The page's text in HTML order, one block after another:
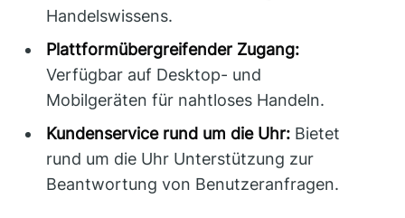
Handelswissens.
Plattformübergreifender Zugang:
Verfügbar auf Desktop- und
Mobilgeräten für nahtloses Handeln.
Kundenservice rund um die Uhr: Bietet
rund um die Uhr Unterstützung zur
Beantwortung von Benutzeranfragen.